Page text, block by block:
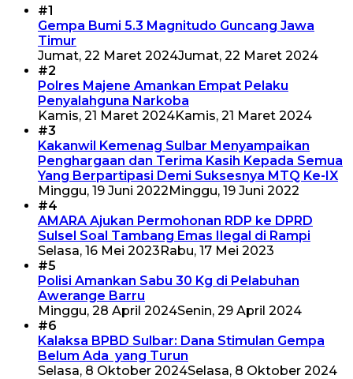
#1
Gempa Bumi 5.3 Magnitudo Guncang Jawa
Timur
Jumat, 22 Maret 2024Jumat, 22 Maret 2024
#2
Polres Majene Amankan Empat Pelaku
Penyalahguna Narkoba
Kamis, 21 Maret 2024Kamis, 21 Maret 2024
#3
Kakanwil Kemenag Sulbar Menyampaikan
Penghargaan dan Terima Kasih Kepada Semua
Yang Berpartipasi Demi Suksesnya MTQ Ke-IX
Minggu, 19 Juni 2022Minggu, 19 Juni 2022
#4
AMARA Ajukan Permohonan RDP ke DPRD
Sulsel Soal Tambang Emas Ilegal di Rampi
Selasa, 16 Mei 2023Rabu, 17 Mei 2023
#5
Polisi Amankan Sabu 30 Kg di Pelabuhan
Awerange Barru
Minggu, 28 April 2024Senin, 29 April 2024
#6
Kalaksa BPBD Sulbar: Dana Stimulan Gempa
Belum Ada yang Turun
Selasa, 8 Oktober 2024Selasa, 8 Oktober 2024